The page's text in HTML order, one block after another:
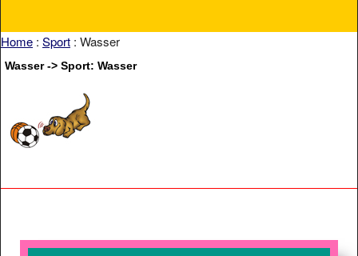
Home : Sport : Wasser
Wasser -> Sport: Wasser